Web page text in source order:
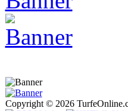
Copyright © 2026